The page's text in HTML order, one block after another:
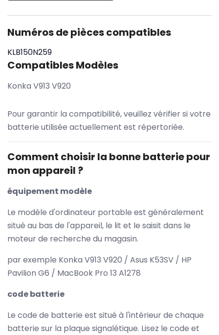
Numéros de pièces compatibles
KLB150N259
Compatibles Modèles
Konka V913 V920
Pour garantir la compatibilité, veuillez vérifier si votre
batterie utilisée actuellement est répertoriée.
Comment choisir la bonne batterie pour
mon appareil ?
équipement modèle
Le modèle d'ordinateur portable est généralement
situé au bas de l'appareil, le lit et le saisit dans le
moteur de recherche du magasin.
par exemple Konka V913 V920 / Asus K53SV / HP
Pavilion G6 / MacBook Pro 13 A1278
code batterie
Le code de batterie est situé à l'intérieur de chaque
batterie sur la plaque signalétique. Lisez le code et